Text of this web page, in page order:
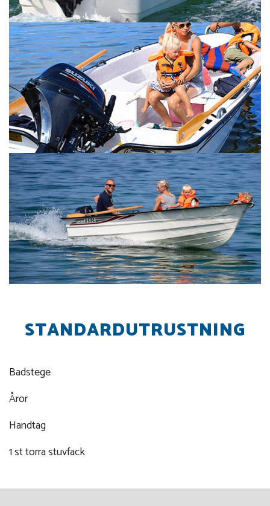
STANDARDUTRUSTNING
Badstege
Åror
Handtag
1 st torra stuvfack